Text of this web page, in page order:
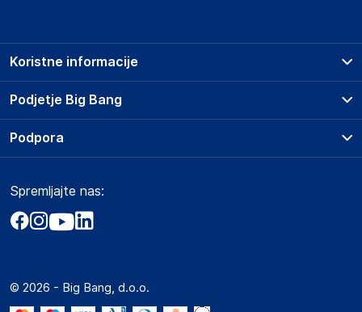
Podjetje Big Bang
O podjetju
Obvestila za javnost
Akt o digitalnih storitvah
Marketplace za partnerje
Koristne informacije
Prodajna mesta
Storitve
Dostava, vnos in odvoz
Načini plačila
Zavarovanje izdelkov
Podpora
Marketplace
Kako oddati naročilo?
Spremljajte nas:
© 2026 - Big Bang, d.o.o.